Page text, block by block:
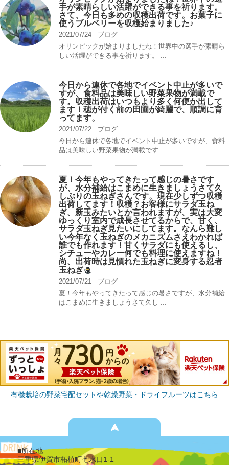
手が素晴らしい活躍ができる事を祈ります。
さて、今日も多めの収穫出荷です。お菓子に
使うブルベリーを収穫始まりました♪
2021/07/24
ブログ
オリンピックが始まりましたね！世界中の選手が素晴ら
しい活躍ができる事を祈ります。 ...
今日から連休で各地でイベント中止が多いで
すが、食料品は美味しい野菜果物が満載で
す。収穫出荷はいつもより多く何便か出して
ます！穂が付く前の田圃が綺麗で、順調に育
ってます。
2021/07/22
ブログ
今日から連休で各地でイベント中止が多いですが、食料
品は美味しい野菜果物が満載です ...
夏！今年もやってきたって感じの暑さです
が、水分補給はこまめに生きましょうさて久
しぶりの玉ねぎさんです。現在少しずつ収穫
出荷してます！収穫？お客様にサラダ玉ね
ぎ、新玉みたいとか言われますが、実は大変
ゆっくり室内で成長させてるからで、甘く、
サラダ玉ねぎ見たいにしてます。なんら難し
い今年なく玉ねぎのメカニズムさえわかれば
誰でも作れます！甘くサラダにも使えるし、
シチューやカレー何でも料理に使えますね！
尚、出荷時は見慣れた玉ねぎに変身する忍者
玉ねぎ
2021/07/21
ブログ
夏！今年もやってきたって感じの暑さですが、水分補給
はこまめに生きましょうさて久し ...
有機栽培の野菜宅配セットや乾燥野菜・ドライフルーツはこちら
■所在地
三重県伊賀市柘植町七水口1-1